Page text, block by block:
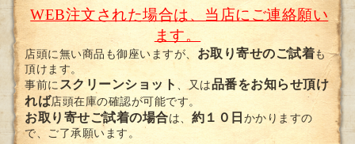
WEB注文された場合は、当店にご連絡願い
ます。
店頭に無い商品も御座いますが、 お取り寄せのご試着も
頂けます。
事前に スクリーンショット 、又は品番をお知らせ頂け
れば店頭在庫の確認が可能です。
お取り寄せご試着の場合は、 約１０日 かかりますの
で、ご了承願います。